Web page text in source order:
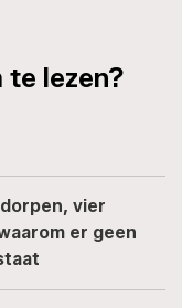
te lezen?
vier
er geen